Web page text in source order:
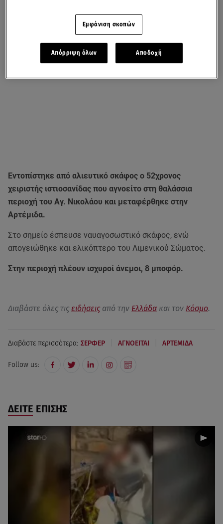
Εντοπίστηκε από αλιευτικό σκάφος ο 52χρονος
χειριστής ιστιοσανίδας που αγνοείτο στη θαλάσσια
περιοχή του Αγ. Νικολάου και μεταφέρθηκε στην
Αρτέμιδα.
Στο σημείο έσπευσε ναυαγοσωστικό σκάφος, ενώ
απογειώθηκε και ελικόπτερο του Λιμενικού Σώματος.
Στην περιοχή πλέουν ισχυροί άνεμοι, 8 μποφόρ.
Διαβάστε όλες τις ειδήσεις από την Ελλάδα και τον Κόσμο.
Διαβάστε περισσότερα: ΣΕΡΦΕΡ ΑΓΝΟΕΙΤΑΙ ΑΡΤΕΜΙΔΑ
Follow us:
ΔΕΙΤΕ ΕΠΙΣΗΣ
Εμφάνιση σκοπών
Απόρριψη όλων Αποδοχή